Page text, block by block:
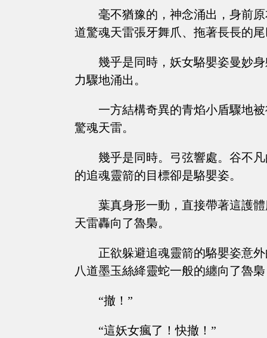
毫不猶豫的，神念涌出，身前
道驚魂天雷張牙舞爪、拖著長長的
幾乎是同時，妖女駱嬰姿曼妙
力驟地涌出。
一方結構奇異的青焰小盾驟地
驚魂天雷。
幾乎是同時。弓弦響處。谷不
的追魂靈箭的目標卻是駱嬰姿。
葉真身形一動，直接帶著這護
天雷轟向了魯梟。
正欲躲避追魂靈箭的駱嬰姿意
八道墨玉絲絳靈蛇一般的纏向了魯
“撤！”
“這妖女瘋了！快撤！”